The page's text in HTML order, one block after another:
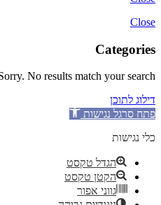
Close
Categories
No results match your search.
דילוג לתוכן
פתח סרגל נגישות
כלי נגישות
הגדל טקסט
הקטן טקסט
גווני אפור